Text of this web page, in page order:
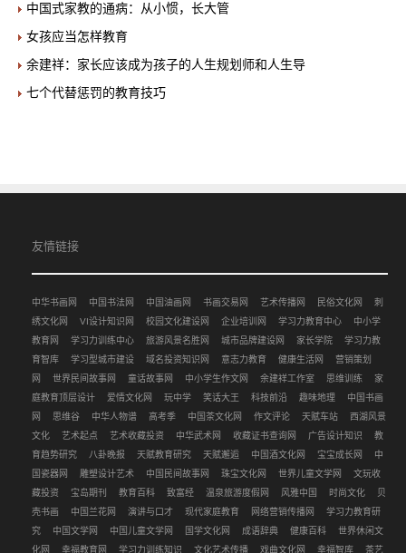
中国式家教的通病：从小惯，长大管
女孩应当怎样教育
余建祥：家长应该成为孩子的人生规划师和人生导
七个代替惩罚的教育技巧
友情链接
中华书画网 中国书法网 中国油画网 书画交易网 艺术传播网 民俗文化网
刺
绣文化网
VI设计知识网 校园文化建设网 企业培训网 学习力教育中心
中小学
教育网
学习力训练中心 旅游风景名胜网 城市品牌建设网 家长学院
学习力教
育智库
学习型城市建设 域名投资知识网 意志力教育 健康生活网
营销策划
网
世界民间故事网 童话故事网 中小学生作文网 余建祥工作室 思维训练
家
庭教育顶层设计
爱情文化网 玩中学 笑话大王 科技前沿 趣味地理
中国书画
网
思维谷 中华人物谱 高考季 中国茶文化网 作文评论 天赋车站
西湖风景
文化
艺术起点 艺术收藏投资 中华武术网 收藏证书查询网 广告设计知识
教
育趋势研究
八卦晚报 天赋教育研究 天赋邂逅 中国酒文化网 宝宝成长网
中
国瓷器网
雕塑设计艺术 中国民间故事网 珠宝文化网 世界儿童文学网
文玩收
藏投资
宝岛期刊 教育百科 致富经 温泉旅游度假网 风雅中国 时尚文化
贝
壳书画
中国兰花网 演讲与口才 现代家庭教育 网络营销传播网
学习力教育研
究
中国文学网 中国儿童文学网 国学文化网 成语辞典 健康百科
世界休闲文
化网
幸福教育网 学习力训练知识 文化艺术传播 戏曲文化网 幸福智库 茶艺